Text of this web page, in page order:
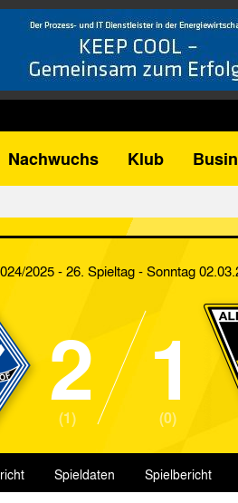
Nachwuchs Klub
2025 - 26. Spieltag- Sonntag
2
(1) 1
(0)
Spieldaten Spielbericht